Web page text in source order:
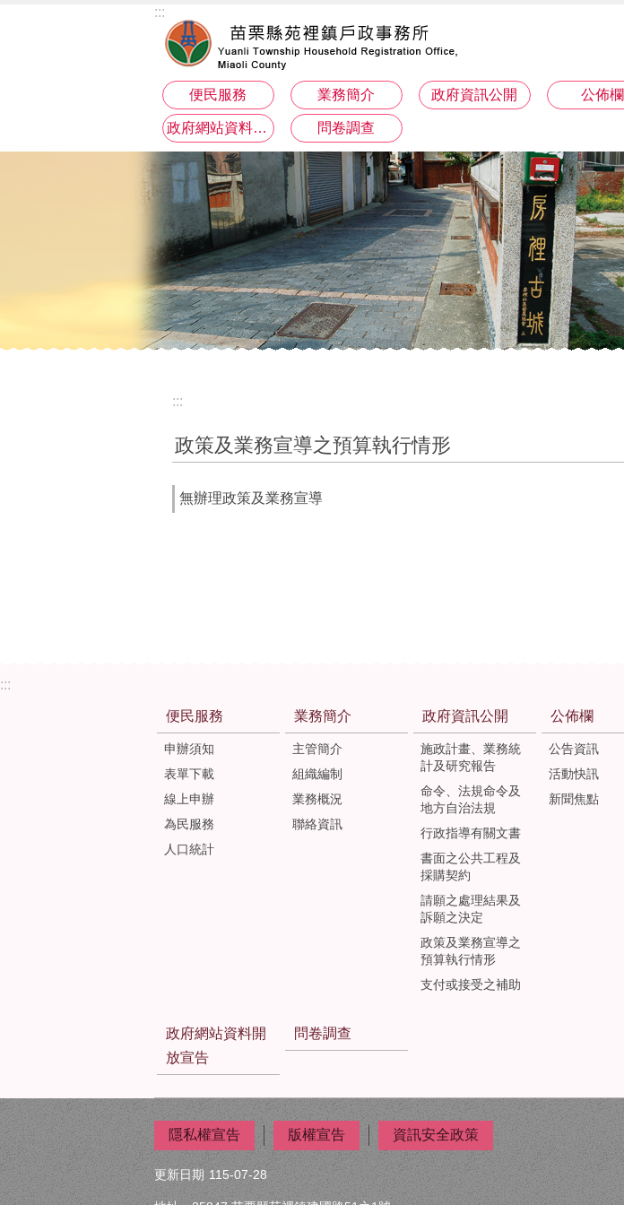
:::
便民服務 業務簡介 政府資訊公開 公佈欄
政府網站資料開放宣告 問卷調查
:::
政策及業務宣導之預算執行情形
無辦理政策及業務宣導
:::
便民服務
申辦須知
表單下載
線上申辦
為民服務
人口統計
業務簡介
主管簡介
組織編制
業務概況
聯絡資訊
政府資訊公開
施政計畫、業務統
計及研究報告
命令、法規命令及
地方自治法規
行政指導有關文書
書面之公共工程及
採購契約
請願之處理結果及
訴願之決定
政策及業務宣導之
預算執行情形
支付或接受之補助
公佈欄
公告資訊
活動快訊
新聞焦點
政府網站資料開
放宣告
問卷調查
隱私權宣告 版權宣告 資訊安全政策
更新日期 115-07-28